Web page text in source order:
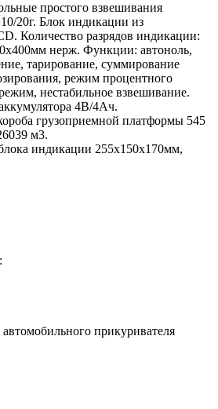
простого взвешивания
20г. Блок индикации из
Количество разрядов индикации:
нерж. Функции: автоноль,
тарирование, суммирование
режим процентного
нестабильное взвешивание.
4В/4Ач.
грузоприемной платформы 545
м3.
индикации 255х150х170мм,
прикуривателя